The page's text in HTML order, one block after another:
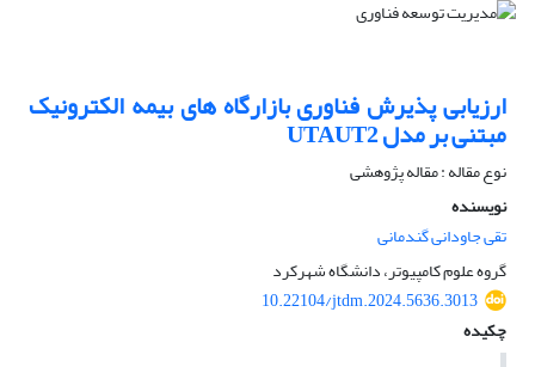
ارزیابی پذیرش فناوری بازارگاه های بیمه الکترونیک
مبتنی بر مدل UTAUT2
نوع مقاله : مقاله پژوهشی
نویسنده
تقی جاودانی گندمانی
گروه علوم کامپیوتر، دانشگاه شهرکرد
10.22104/jtdm.2024.5636.3013
چکیده